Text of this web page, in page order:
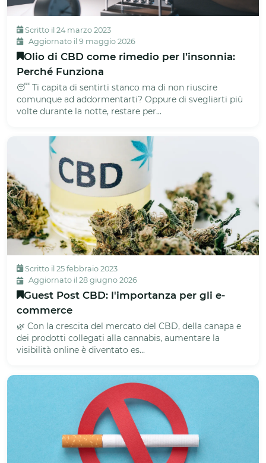
Scritto il 24 marzo 2023
Aggiornato il 9 maggio 2026
Olio di CBD come rimedio per l’insonnia:
Perché Funziona
😴 Ti capita di sentirti stanco ma di non riuscire
comunque ad addormentarti? Oppure di svegliarti più
volte durante la notte, restare per...
Scritto il 25 febbraio 2023
Aggiornato il 28 giugno 2026
Guest Post CBD: l'importanza per gli e-
commerce
🌿 Con la crescita del mercato del CBD, della canapa e
dei prodotti collegati alla cannabis, aumentare la
visibilità online è diventato es...